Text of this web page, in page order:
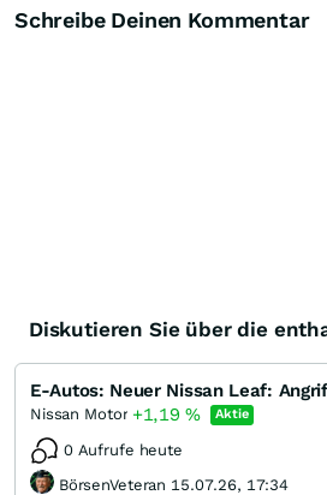
Schreibe Deinen Kommentar
Diskutieren Sie über die
Nissan Motor +1,19% Aktie
0 Aufrufe heute
BörsenVeteran 15.07.26, 17:34